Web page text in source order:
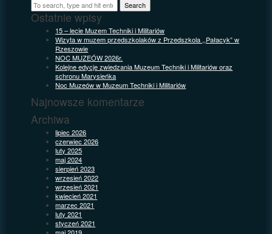
Search
Ostatnie wpisy
15 – lecie Muzem Techniki i Militariów
Wizyta w muzem przedszkolaków z Przedszkola ,,Pałacyk” w
Rzeszowie
NOC MUZEÓW 2026r.
Kolejne edycje zwiedzania Muzeum Techniki i Militariów oraz
schronu Marysieńka
Noc Muzeów w Muzeum Techniki i Militariów
Najnowsze komentarze
Archiwa
lipiec 2026
czerwiec 2026
luty 2025
maj 2024
sierpień 2023
wrzesień 2022
wrzesień 2021
kwiecień 2021
marzec 2021
luty 2021
styczeń 2021